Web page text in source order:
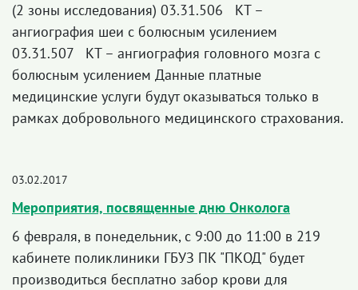
(2 зоны исследования) 03.31.506 КТ –
ангиография шеи с болюсным усилением
03.31.507 КТ – ангиография головного мозга с
болюсным усилением Данные платные
медицинские услуги будут оказываться только в
рамках добровольного медицинского страхования.
03.02.2017
Мероприятия, посвященные дню Онколога
6 февраля, в понедельник, с 9:00 до 11:00 в 219
кабинете поликлиники ГБУЗ ПК "ПКОД" будет
производиться бесплатно забор крови для